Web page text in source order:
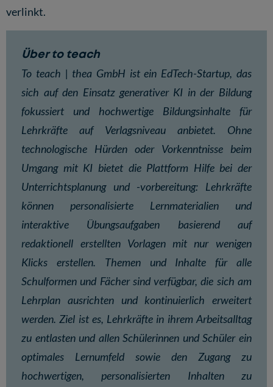
verlinkt.
Über to teach
To teach | thea GmbH ist ein EdTech-Startup, das
sich auf den Einsatz generativer KI in der Bildung
fokussiert und hochwertige Bildungsinhalte für
Lehrkräfte auf Verlagsniveau anbietet. Ohne
technologische Hürden oder Vorkenntnisse beim
Umgang mit KI bietet die Plattform Hilfe bei der
Unterrichtsplanung und -vorbereitung: Lehrkräfte
können personalisierte Lernmaterialien und
interaktive Übungsaufgaben basierend auf
redaktionell erstellten Vorlagen mit nur wenigen
Klicks erstellen. Themen und Inhalte für alle
Schulformen und Fächer sind verfügbar, die sich am
Lehrplan ausrichten und kontinuierlich erweitert
werden. Ziel ist es, Lehrkräfte in ihrem Arbeitsalltag
zu entlasten und allen Schülerinnen und Schüler ein
optimales Lernumfeld sowie den Zugang zu
hochwertigen, personalisierten Inhalten zu